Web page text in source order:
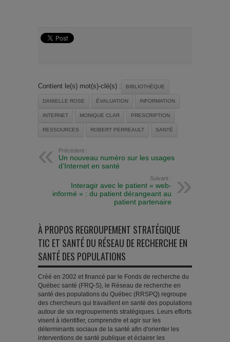
Contient le(s) mot(s)-clé(s) : BIBLIOTHÈQUE
DANIELLE ROSE ÉVALUATION INFORMATION
INTERNET MONIQUE CLAR PRESCRIPTION
RESSOURCES ROBERT PERREAULT SANTÉ
Précédent :
Un nouveau numéro sur les usages
d’Internet en santé
Suivant :
Interagir avec le patient « web-
informé » : du patient dérangeant au
patient partenaire
À PROPOS REGROUPEMENT STRATÉGIQUE
TIC ET SANTÉ DU RÉSEAU DE RECHERCHE EN
SANTÉ DES POPULATIONS
Créé en 2002 et financé par le Fonds de recherche du
Québec santé (FRQ-S), le Réseau de recherche en
santé des populations du Québec (RRSPQ) regroupe
des chercheurs qui travaillent en santé des populations
autour de six regroupements stratégiques. Leurs efforts
visent à identifier, comprendre et agir sur les
déterminants sociaux de la santé afin d'orienter les
interventions de santé publique et éclairer les